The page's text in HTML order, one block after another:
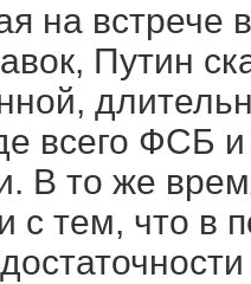
на встрече
Путин
всего ФСБ
В то же
с тем, что